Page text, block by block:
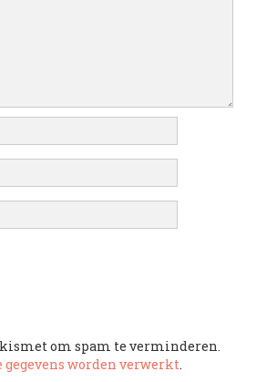
om spam te verminderen.
worden verwerkt.